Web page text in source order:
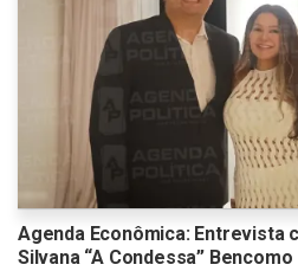
Agenda Econômica: Entrevista
Silvana “A Condessa” Bencomo